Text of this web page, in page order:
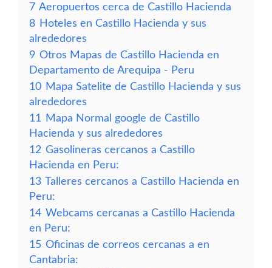
7 Aeropuertos cerca de Castillo Hacienda
8 Hoteles en Castillo Hacienda y sus
alrededores
9 Otros Mapas de Castillo Hacienda en
Departamento de Arequipa - Peru
10 Mapa Satelite de Castillo Hacienda y sus
alrededores
11
Mapa Normal google de Castillo
Hacienda y sus alrededores
12 Gasolineras cercanos a Castillo
Hacienda en Peru:
13 Talleres cercanos a Castillo Hacienda en
Peru:
14 Webcams cercanas a Castillo Hacienda
en Peru:
15 Oficinas de correos cercanas a en
Cantabria: